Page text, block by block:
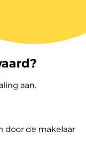
aan.
door de makelaar